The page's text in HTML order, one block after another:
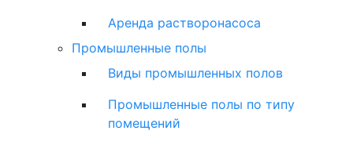
Аренда растворонасоса
Промышленные полы
Виды промышленных полов
Промышленные полы по типу
помещений